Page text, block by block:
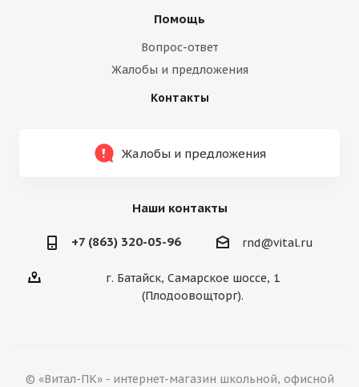
Помощь
Вопрос-ответ
Жалобы и предложения
Контакты
Жалобы и предложения
Наши контакты
+7 (863) 320-05-96 rnd@vital.ru
г. Батайск, Самарское шоссе, 1
(Плодоовощторг).
© «Витал-ПК» - интернет-магазин школьной, офисной